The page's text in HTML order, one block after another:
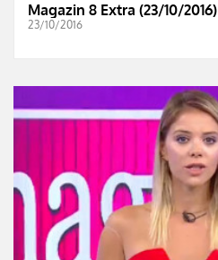
Magazin 8 Extra (23/10/2016)
23/10/2016